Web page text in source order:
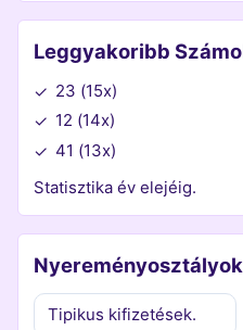
Leggyakoribb
✓ 23 (15x)
✓ 12 (14x)
✓ 41 (13x)
Statisztika év elejéig.
Tipikus kifizetések.